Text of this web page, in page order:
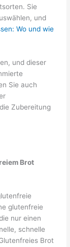
Sie
und
Wo und wie
und dieser
Sie auch
Zubereitung
Brot
glutenfreie
nur einen
schnelle
Brot